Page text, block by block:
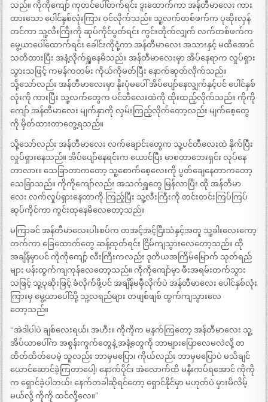
သည်။ ကိုကိုကျော် ကုတင်ပေါ်တက်ရင်း ဒူးထောက်ကာ အန်တီမာလေး ကား
ထားသော ပေါင်နှစ်လုံးကြား ဝင်လိုက်သည်။ သူ့လက်တစ်ဖက်က ပုဆိုးလှန်
တင်ကာ သူ့လီးကြီးကို ဆုပ်ကိုင်ပွတ်ရင်း ကွင်းတိုက်လျှက် လက်တစ်ဖက်က
မွေ့ယာပေါ်ထောက်ရင်း ခေါင်းကိုငုံ့ကာ အန်တီမာလေး အသားနှင့် မထိအောင်
သတိထားပြီး အနံ့လိုက်ရှူနေမိသည်။ အန်တီမာလေးမှာ အိပ်နေရာက လှုပ်ရှား
သွားသဖြင့် ကမန်ကတမ်း ကိုယ်ကိုမတ်ပြီး နောက်ဆုတ်လိုက်သည်။
သို့သော်လည်း အန်တီမာလေးမှာ နိုးပုံမပေါ် အိပ်ပျော်နေလျှက်နှင့်ပင် ပေါင်နှစ်
လုံးကို ကားပြီး သူ့လက်တွေက ပင်တီလေးထဲကို ထိုးထည့်လိုက်သည်။ ကိုကို
ကျော် အန်တီမာလေး မျက်နှာကို လှမ်းကြည့်လိုက်တော့လည်း မျက်စေ့တွေ
ကို မှိတ်ထားတာတွေ့ရသည်။
သို့သော်လည်း အန်တီမာလေး လက်ချောင်းတွေက သူ့ပင်တီလေးထဲ နိုက်ပြီး
လှုပ်ရှားနေသည်။ အိပ်ပျော်နေရင်းက ယောင်ပြီး မာစတာဘေးရှင်း လုပ်နေ
တာလား။ သေခြာတာကတော့ သူ့စောက်စေ့လေးကို ပွတ်ချေနေတာကတော့
သေခြာသည်။ ကိုကိုကျော်လည်း အသက်ရှူတွေ မြန်လာပြီး ထို အန်တီမာ
လေး လက်လှုပ်ရှားနေတာကို ကြည့်ပြီး သူ့လီးကြီးကို တင်းတင်းကြပ်ကြပ်
ဆုပ်ကိုင်ကာ ကွင်းထုနေမိလေတော့သည်။
မကြာခင် အန်တီမာလေးပါးစပ်က တအင့်အင့်ငြီးသံနှင့်အတူ သူ့ခါးလေးကော့
တက်ကာ ခြေထောက်တွေ ဆန့်ထုတ်ရင်း ငြိမ်ကျသွားလေတော့သည်။ ထို
အချိန်မှာပင် ကိုကိုကျော့် လီးကြီးကလည်း ဒုတိယအကြိမ်မြောက် သုတ်ရည်
များ ပန်းထွက်ကျကုန်လေတော့သည်။ ကိုကိုကျော်မှာ ဖီးအရမ်းတက်သွား
သဖြင့် သူ့ပုဆိုးဖြင့် ခံလိုက်ဖို့ပင် အချိန်မမှီလိုက်ပဲ အန်တီမာလေး ပေါင်နှစ်လုံး
ကြားမှ မွေ့ယာပေါ်သို့ သူ့လရည်များ တဖျစ်ဖျစ် ထွက်ကျသွားလေ
တော့သည်။
“အဲဒါပါပဲ ချစ်လေးရယ်၊ အဟီး။ ကိုကိုက မနက်ကြတော့ အန်တီမာလေး သူ့
အိပ်ယာပေါ်က အစွန်းကွက်တွေနဲ့ အနံ့တွေကို ဘာများပြောလေမလဲလို့ တ
ထိတ်ထိတ်ပေမဲ့ သူလည်း ဘာမှမပြော၊ ကိုယ်လည်း ဘာမှမပြောပဲ မသိချင်
ယောင်ဆောင်ခဲ့ကြတာပေါ့၊ နောက်ပိုင်း အဲလောက်ထိ မနီးကပ်ရအောင် ကိုကို
က ရှောင်ခဲ့ပါတယ်၊ နေက်တခါဆိုရင်တော့ ရှောင်နိုင်မှာ မဟုတ်ပဲ မှားမိလိမ့်
မယ်လို့ ကိုကို ထင်လို့လေ။”